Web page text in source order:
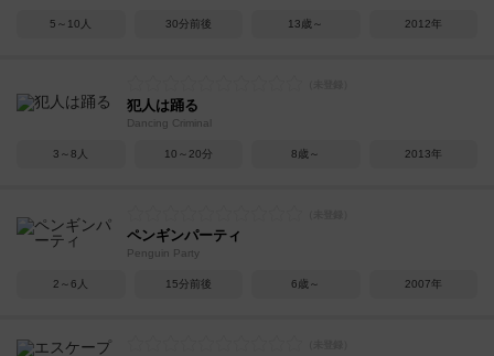
5～10人 30分前後 13歳～ 2012年
犯人は踊る
Dancing Criminal
3～8人 10～20分 8歳～ 2013年
ペンギンパーティ
Penguin Party
2～6人 15分前後 6歳～ 2007年